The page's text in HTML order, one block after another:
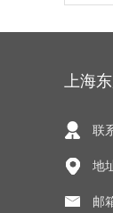
上海
联
地
邮